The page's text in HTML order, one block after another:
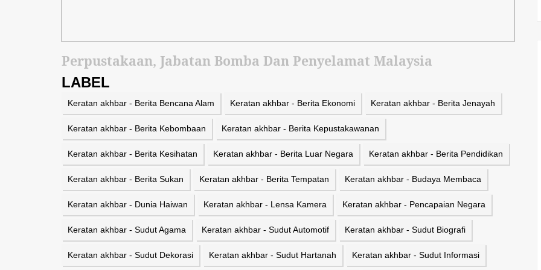
Perpustakaan, Jabatan Bomba Dan Penyelamat Malaysia
LABEL
Keratan akhbar - Berita Bencana Alam Keratan akhbar - Berita Ekonomi Keratan akhbar - Berita Jenayah
Keratan akhbar - Berita Kebombaan Keratan akhbar - Berita Kepustakawanan
Keratan akhbar - Berita Kesihatan Keratan akhbar - Berita Luar Negara Keratan akhbar - Berita Pendidikan
Keratan akhbar - Berita Sukan Keratan akhbar - Berita Tempatan Keratan akhbar - Budaya Membaca
Keratan akhbar - Dunia Haiwan Keratan akhbar - Lensa Kamera Keratan akhbar - Pencapaian Negara
Keratan akhbar - Sudut Agama Keratan akhbar - Sudut Automotif Keratan akhbar - Sudut Biografi
Keratan akhbar - Sudut Dekorasi Keratan akhbar - Sudut Hartanah Keratan akhbar - Sudut Informasi